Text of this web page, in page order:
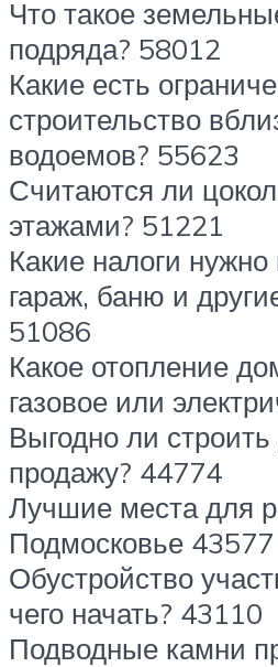
Что такое
подряда? 58012
Какие есть
строительство
водоемов? 55623
Считаются ли
этажами? 51221
Какие налоги
гараж, баню и
51086
Какое отопление
газовое или
Выгодно ли
продажу? 44774
Лучшие места для
Подмосковье 43577
Обустройство
чего начать? 43110
Подводные камни